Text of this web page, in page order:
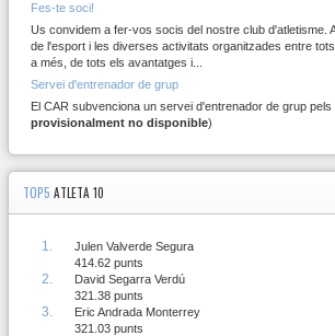
Fes-te soci!
Us convidem a fer-vos socis del nostre club d'atletisme.
de l'esport i les diverses activitats organitzades entre
a més, de tots els avantatges i...
Servei d'entrenador de grup
El CAR subvenciona un servei d'entrenador de grup
provisionalment no disponible)
TOP5 ATLETA 10
1.
Julen Valverde Segura
414.62 punts
2.
David Segarra Verdú
321.38 punts
3.
Eric Andrada Monterrey
321.03 punts